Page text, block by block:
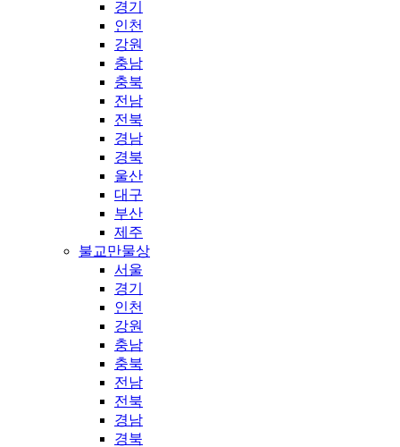
경기
인천
강원
충남
충북
전남
전북
경남
경북
울산
대구
부산
제주
불교만물상
서울
경기
인천
강원
충남
충북
전남
전북
경남
경북